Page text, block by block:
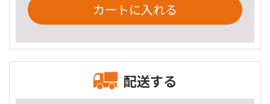
カートに入れる
配送する